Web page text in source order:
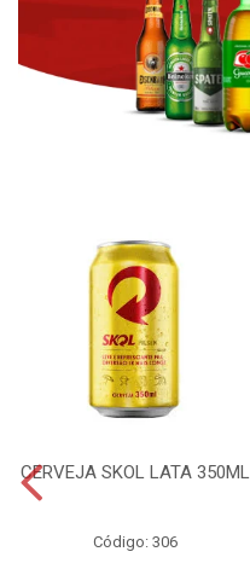
CERVEJA SKOL LATA 350ML
Código: 306